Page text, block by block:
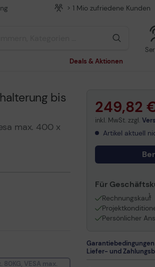
> 1 Mio zufriedene Kunden
Deals & Aktionen
bis
max. 400 x
80KG, VESA max.
249,82
inkl. MwSt. zzgl.
Artikel aktuell
Für
Rechnungskauf
1
Persönlicher
Liefer- und